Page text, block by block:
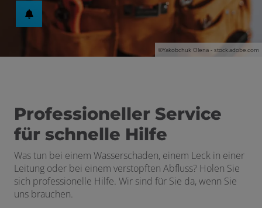
©Yakobchuk Olena - stock.adobe.com
Professioneller Service
für schnelle Hilfe
Was tun bei einem Wasserschaden, einem Leck in einer
Leitung oder bei einem verstopften Abfluss? Holen Sie
sich professionelle Hilfe. Wir sind für Sie da, wenn Sie
uns brauchen.